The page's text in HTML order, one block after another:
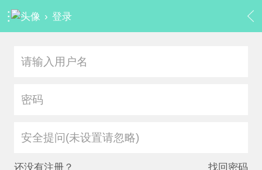
› 登录
安全提问(未设置请忽略)
还没有注册？ 找回密码